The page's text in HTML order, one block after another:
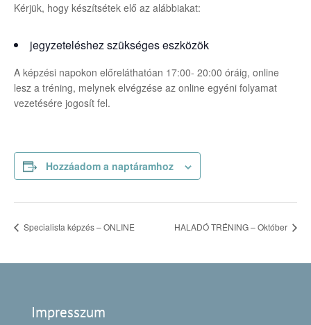
Kérjük, hogy készítsétek elő az alábbiakat:
jegyzeteléshez szükséges eszközök
A képzési napokon előreláthatóan 17:00- 20:00 óráig, online
lesz a tréning, melynek elvégzése az online egyéni folyamat
vezetésére jogosít fel.
Hozzáadom a naptáramhoz
Specialista képzés – ONLINE HALADÓ TRÉNING – Október
Impresszum